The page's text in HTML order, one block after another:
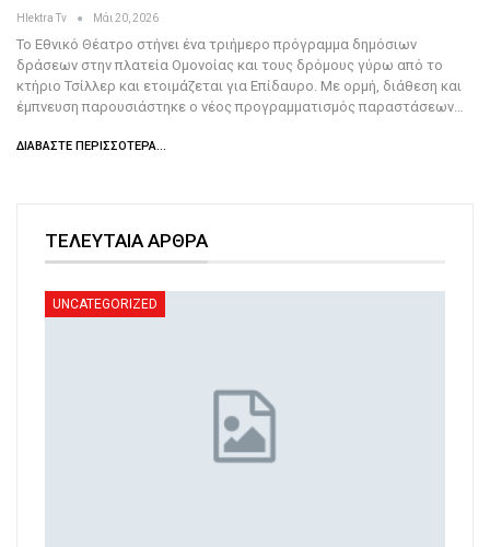
Hlektra Tv Μάι 20, 2026
Το Εθνικό Θέατρο στήνει ένα τριήμερο πρόγραμμα δημόσιων
δράσεων στην πλατεία Ομονοίας και τους δρόμους γύρω από το
κτήριο Τσίλλερ και ετοιμάζεται για Επίδαυρο. Με ορμή, διάθεση και
έμπνευση παρουσιάστηκε ο νέος προγραμματισμός παραστάσεων…
ΔΙΑΒΆΣΤΕ ΠΕΡΙΣΣΌΤΕΡΑ...
ΤΕΛΕΥΤΑΙΑ ΑΡΘΡΑ
UNCATEGORIZED